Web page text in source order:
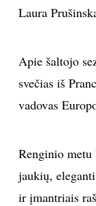
FOTOGRAFIJA
MENAS
ĮDOMYBĖS
Laura
Apie šaltojo
svečias iš
vadovas
Renginio metu
jaukių,
ir įmantriais